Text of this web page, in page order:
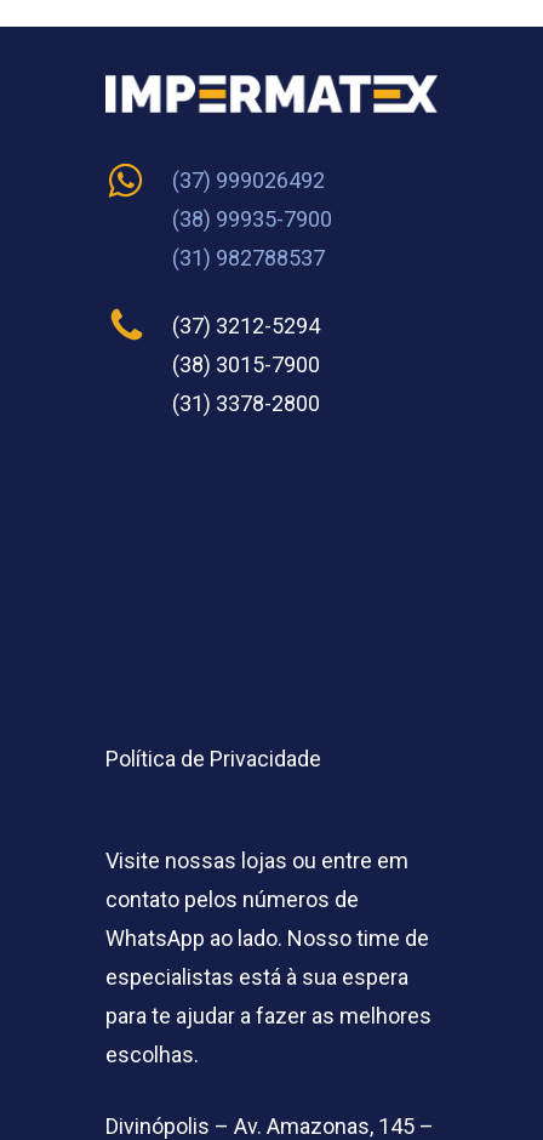
(37) 999026492
(38) 99935-7900
(31) 982788537
(37) 3212-5294
(38) 3015-7900
(31) 3378-2800
Política de Privacidade
Visite nossas lojas ou entre em
contato pelos números de
WhatsApp ao lado. Nosso time de
especialistas está à sua espera
para te ajudar a fazer as melhores
escolhas.
Divinópolis – Av. Amazonas, 145 –